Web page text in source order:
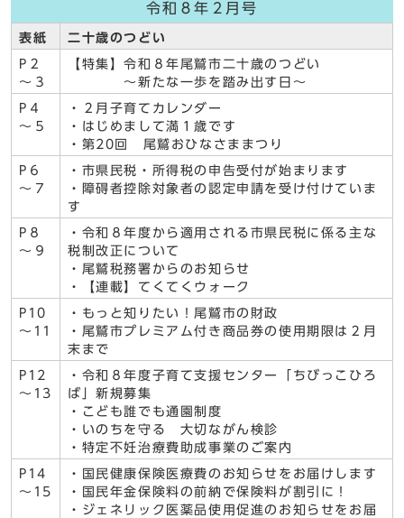
令和８年２月号
表紙 二十歳のつどい
P２
～３
【特集】令和８年尾鷲市二十歳のつどい
～新たな一歩を踏み出す日～
P４
～５
・２月子育てカレンダー
・はじめまして満１歳です
・第20回 尾鷲おひなさままつり
P６
～７
・市県民税・所得税の申告受付が始まります
・障碍者控除対象者の認定申請を受け付けていま
す
P８
～９
・令和８年度から適用される市県民税に係る主な
税制改正について
・尾鷲税務署からのお知らせ
・【連載】てくてくウォーク
P10
～11
・もっと知りたい！尾鷲市の財政
・尾鷲市プレミアム付き商品券の使用期限は２月
末まで
P12
～13
・令和８年度子育て支援センター「ちびっこひろ
ば」新規募集
・こども誰でも通園制度
・いのちを守る 大切ながん検診
・特定不妊治療費助成事業のご案内
P14
～15
・国民健康保険医療費のお知らせをお届けします
・国民年金保険料の前納で保険料が割引に！
・ジェネリック医薬品使用促進のお知らせをお届